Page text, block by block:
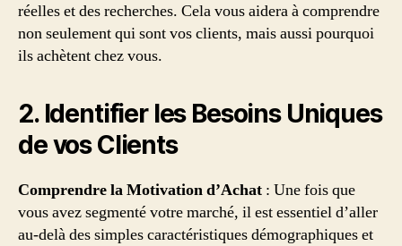
réelles et des recherches. Cela vous aidera à comprendre
non seulement qui sont vos clients, mais aussi pourquoi
ils achètent chez vous.
2. Identifier les Besoins Uniques
de vos Clients
Comprendre la Motivation d’Achat : Une fois que
vous avez segmenté votre marché, il est essentiel d’aller
au-delà des simples caractéristiques démographiques et